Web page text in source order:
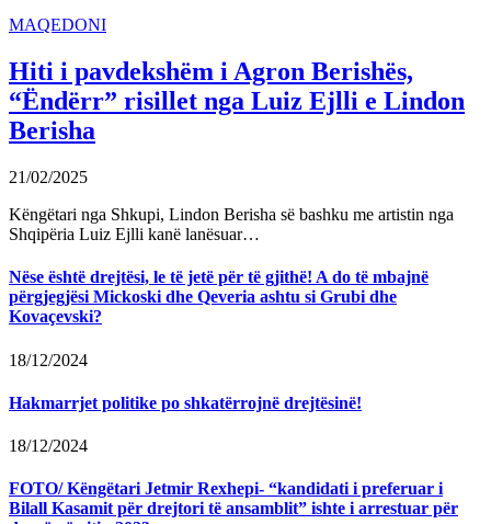
MAQEDONI
Hiti i pavdekshëm i Agron Berishës,
“Ëndërr” risillet nga Luiz Ejlli e Lindon
Berisha
21/02/2025
Këngëtari nga Shkupi, Lindon Berisha së bashku me artistin nga
Shqipëria Luiz Ejlli kanë lanësuar…
Nëse është drejtësi, le të jetë për të gjithë! A do të mbajnë
përgjegjësi Mickoski dhe Qeveria ashtu si Grubi dhe
Kovaçevski?
18/12/2024
Hakmarrjet politike po shkatërrojnë drejtësinë!
18/12/2024
FOTO/ Këngëtari Jetmir Rexhepi- “kandidati i preferuar i
Bilall Kasamit për drejtori të ansamblit” ishte i arrestuar për